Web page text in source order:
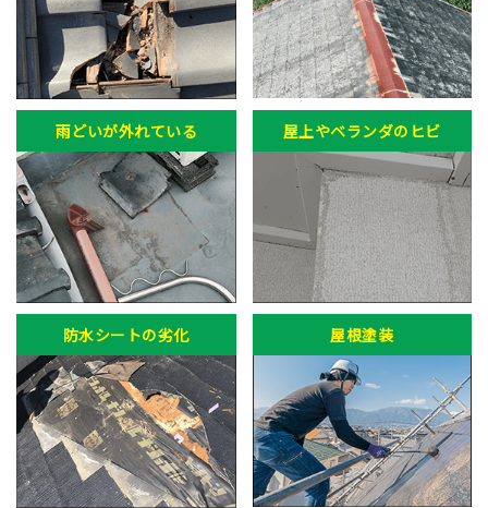
雨どいが外れている 屋上やベランダのヒビ
防水シートの劣化 屋根塗装